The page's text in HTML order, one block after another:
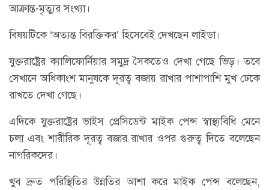
আক্রান্ত-মৃত্যুর সংখ্যা।
বিষয়টিকে ‘অত্যন্ত বিরক্তিকর’ হিসেবেই দেখছেন লাইডা।
যুক্তরাষ্ট্রের ক্যালিফোর্নিয়ার সমুদ্র সৈকতেও দেখা গেছে ভিড়। তবে
সেখানে অধিকাংশ মানুষকে দূরত্ব বজায় রাখার পাশাপাশি মুখ ঢেকে
রাখতে দেখা গেছে।
এদিকে যুক্তরাষ্ট্রের ভাইস প্রেসিডেন্ট মাইক পেন্স স্বাস্থ্যবিধি মেনে
চলা এবং শারীরিক দূরত্ব বজার রাখার ওপর গুরুত্ব দিতে বলেছেন
নাগরিকদের।
খুব দ্রুত পরিস্থিতির উন্নতির আশা করে মাইক পেন্স বলেছেন,